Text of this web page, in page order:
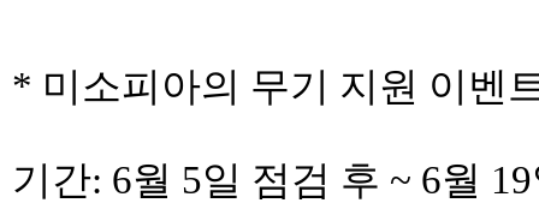
* 미소피아의 무기 지원 이벤
기간: 6월 5일 점검 후 ~ 6월